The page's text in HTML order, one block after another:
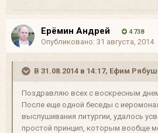
Ерёмин Андрей 4 738
Опубликовано: 31 августа, 2014
В 31.08.2014 в 14:17, Ефим
Поздравляю всех с воскресным
После еще одной беседы с
выслушивания литургии, удалось
простой принцип, которым вообще